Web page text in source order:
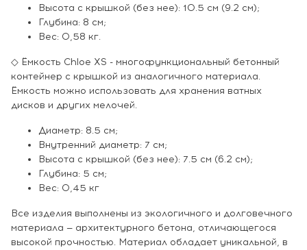
Высота с крышкой (без нее): 10.5 см (9.2 см);
Глубина: 8 см;
Вес: 0,58 кг.
◇ Ёмкость Chloe XS - многофункциональный бетонный
контейнер с крышкой из аналогичного материала.
Ёмкость можно использовать для хранения ватных
дисков и других мелочей.
Диаметр: 8.5 см;
Внутренний диаметр: 7 см;
Высота с крышкой (без нее): 7.5 см (6.2 см);
Глубина: 5 см;
Вес: 0,45 кг
Все изделия выполнены из экологичного и долговечного
материала — архитектурного бетона, отличающегося
высокой прочностью. Материал обладает уникальной, в